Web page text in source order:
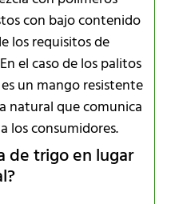
con bajo contenido
los requisitos de
el caso de los palitos
un mango resistente
natural que comunica
los consumidores.
de trigo en lugar